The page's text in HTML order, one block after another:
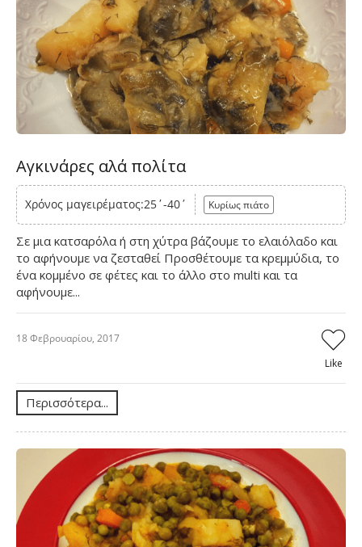
Αγκινάρες αλά πολίτα
Χρόνος μαγειρέματος:25΄-40΄ Κυρίως πιάτο
Σε μια κατσαρόλα ή στη χύτρα βάζουμε το ελαιόλαδο και
το αφήνουμε να ζεσταθεί Προσθέτουμε τα κρεμμύδια, το
ένα κομμένο σε φέτες και το άλλο στο multi και τα
αφήνουμε...
18 Φεβρουαρίου, 2017
Like
Περισσότερα...